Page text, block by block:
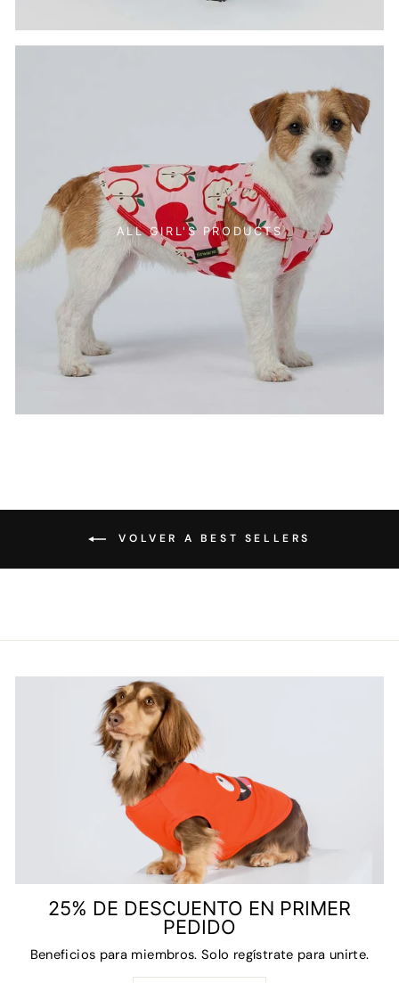
ALL GIRL'S PRODUCTS
VOLVER A BEST SELLERS
25% DE DESCUENTO EN PRIMER
PEDIDO
Beneficios para miembros. Solo regístrate para unirte.